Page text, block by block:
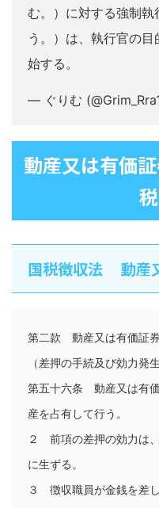
む。）に対する強制
う。）は、執行官の
始する。
— ぐりむ
動産又は有価
国税徴収法 動産
第二款　動産又は有価証
（差押の手続及び効力発
第五十六条　動産又は有
産を占有して行う。
２　前項の差押の効力は
に生ずる。
３　徴収職員が金銭を差